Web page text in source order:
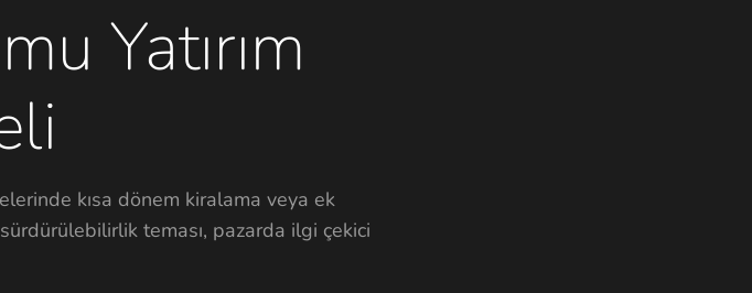
Yatırım
kısa dönem kiralama veya ek
teması, pazarda ilgi çekici